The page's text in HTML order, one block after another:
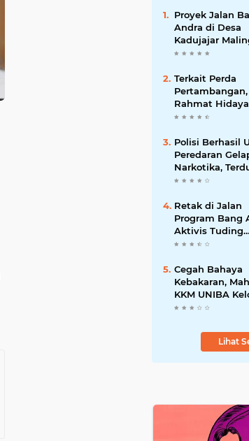
Proyek Jalan
Andra di Desa
Kadujajar
Diduga Asal-
Terkait Perda
Rahmat
Berikan
Masyarakat dan
Pelaku Usaha
Polisi Berhasil
Peredaran
Narkotika,
Pelaku dan
Diamankan
Retak di Jalan
Program Bang
Aktivis Tuding
Lemahnya
Banten Masih
Respon
Cegah Bahaya
Kebakaran,
KKM UNIBA
03 Edukasi
Instalasi dan
Lihat